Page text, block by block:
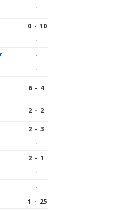
-
0 - 10
-
-
-
6 - 4
2 - 2
2 - 3
-
2 - 1
-
-
1 - 25